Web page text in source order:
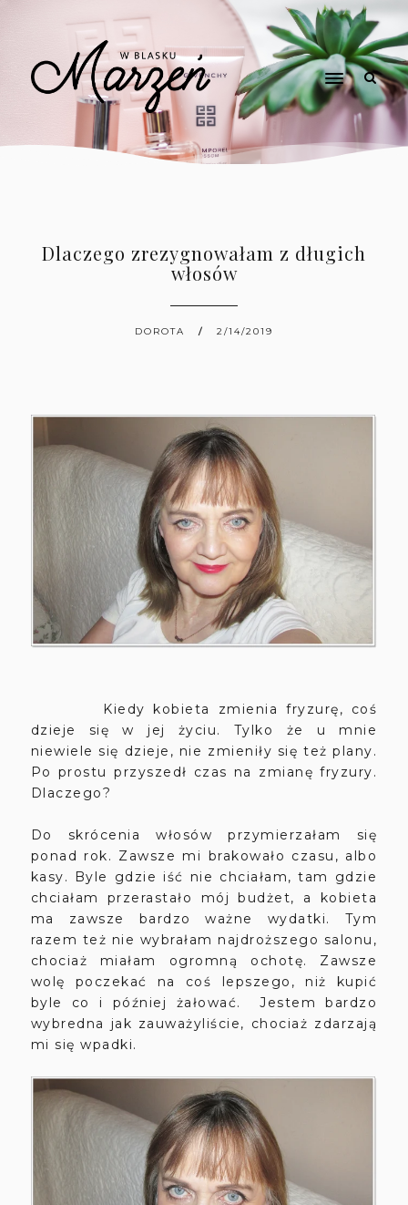
Dlaczego zrezygnowałam z długich
włosów
DOROTA 2/14/2019
Kiedy kobieta zmienia fryzurę, coś
dzieje się w jej życiu. Tylko że u mnie
niewiele się dzieje, nie zmieniły się też plany.
Po prostu przyszedł czas na zmianę fryzury.
Dlaczego?
Do skrócenia włosów przymierzałam się
ponad rok. Zawsze mi brakowało czasu, albo
kasy. Byle gdzie iść nie chciałam, tam gdzie
chciałam przerastało mój budżet, a kobieta
ma zawsze bardzo ważne wydatki. Tym
razem też nie wybrałam najdroższego salonu,
chociaż miałam ogromną ochotę. Zawsze
wolę poczekać na coś lepszego, niż kupić
byle co i później żałować. Jestem bardzo
wybredna jak zauważyliście, chociaż zdarzają
mi się wpadki.